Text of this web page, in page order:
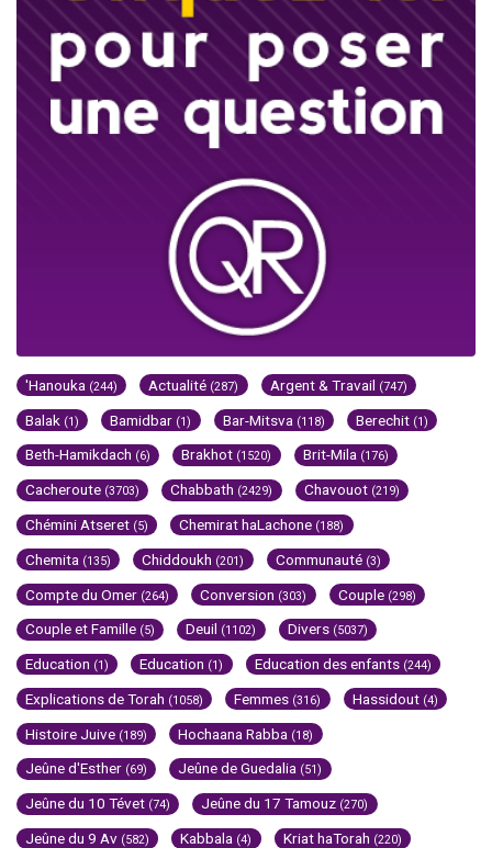
'Hanouka (244) Actualité (287) Argent & Travail (747)
Balak (1) Bamidbar (1) Bar-Mitsva (118) Berechit (1)
Beth-Hamikdach (6) Brakhot (1520) Brit-Mila (176)
Cacheroute (3703) Chabbath (2429) Chavouot (219)
Chémini Atseret (5) Chemirat haLachone (188)
Chemita (135) Chiddoukh (201) Communauté (3)
Compte du Omer (264) Conversion (303) Couple (298)
Couple et Famille (5) Deuil (1102) Divers (5037)
Education (1) Education (1) Education des enfants (244)
Explications de Torah (1058) Femmes (316) Hassidout (4)
Histoire Juive (189) Hochaana Rabba (18)
Jeûne d'Esther (69) Jeûne de Guedalia (51)
Jeûne du 10 Tévet (74) Jeûne du 17 Tamouz (270)
Jeûne du 9 Av (582) Kabbala (4) Kriat haTorah (220)